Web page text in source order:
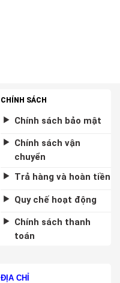
CHÍNH SÁCH
Chính sách bảo mật
Chính sách vận
chuyển
Trả hàng và hoàn tiền
Quy chế hoạt động
Chính sách thanh
toán
ĐỊA CHỈ